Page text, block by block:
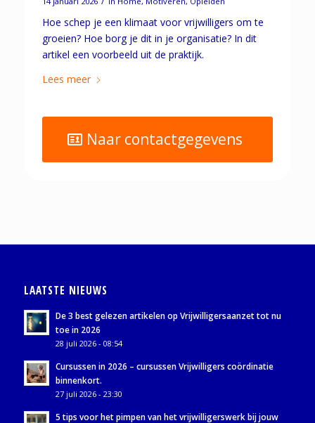
Hoe schep je een klimaat voor vrijwilligers om te
groeien? Hoe borg je dit in je organisatie? In dit
artikel een voorbeeld uit de praktijk.
Lees meer
Naar contactgegevens
LAATSTE NIEUWS
De 3 best gelezen artikelen op Vrijwilligersaanzet tot nu
toe in 2026
28 juli 2026 - 08:54
Cursussen in 2026 – cursussen Vrijwilligers coördinatie
binnenkort.
27 juli 2026 - 23:30
5 tips voor het pimpen van het vrijwilligerswerk bij jouw